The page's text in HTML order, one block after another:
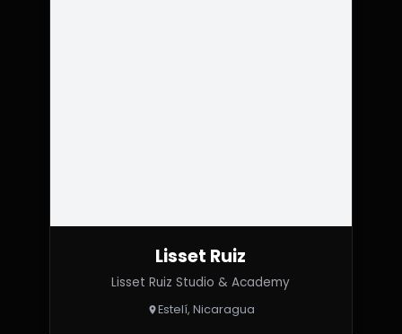
Lisset Ruiz
Lisset Ruiz Studio & Academy
Estelí, Nicaragua